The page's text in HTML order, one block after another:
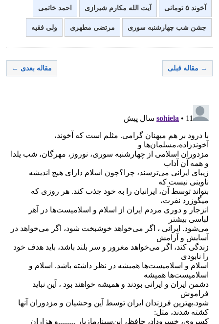
آخوند ۵ تومانی آیت الله مکارم شیرازی احمد خاتمی
جشن شب چهارشنبه سوری مرتضی مطهری ولی فقیه
→ مقاله قبلی مقاله بعدی ←